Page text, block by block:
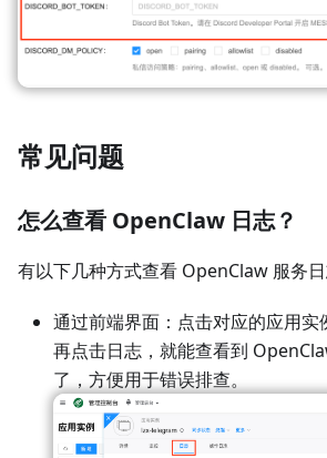
常见问题
怎么查看 OpenClaw 日志？
有以下几种方式查看 OpenClaw 服务日
通过前端界面：点击对应的应用实
再点击日志，就能查看到
了，方便用于错误排查。